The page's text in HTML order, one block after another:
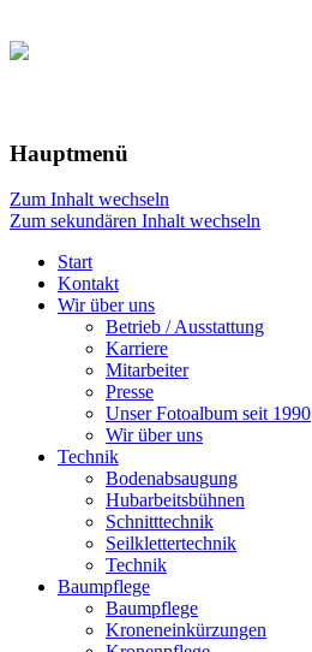
Hauptmenü
Zum Inhalt wechseln
Zum sekundären Inhalt wechseln
Start
Kontakt
Wir über uns
Betrieb / Ausstattung
Karriere
Mitarbeiter
Presse
Unser Fotoalbum seit 1990
Wir über uns
Technik
Bodenabsaugung
Hubarbeitsbühnen
Schnitttechnik
Seilklettertechnik
Technik
Baumpflege
Baumpflege
Kroneneinkürzungen